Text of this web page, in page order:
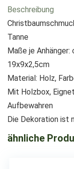
Beschreibung
Tanne
Maße je
19x9x2,5cm
Material: Holz,
Mit Holzbox,
Aufbewahren
Die Dekoration ist
ähnliche